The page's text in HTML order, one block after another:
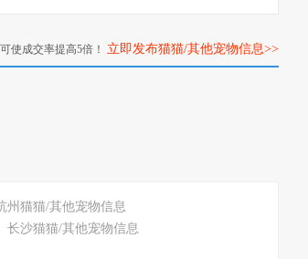
使成交率提高5倍！ 立即发布猫猫/其他宠物信息>>
州猫猫/其他宠物信息
长沙猫猫/其他宠物信息